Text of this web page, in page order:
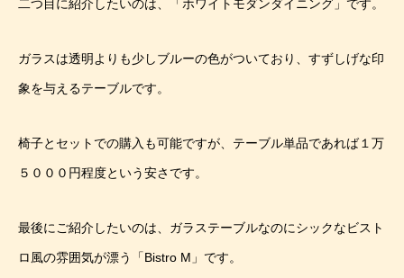
二つ目に紹介したいのは、「ホワイトモダンダイニング」です。
ガラスは透明よりも少しブルーの色がついており、すずしげな印
象を与えるテーブルです。
椅子とセットでの購入も可能ですが、テーブル単品であれば１万
５０００円程度という安さです。
最後にご紹介したいのは、ガラステーブルなのにシックなビスト
ロ風の雰囲気が漂う「Bistro M」です。